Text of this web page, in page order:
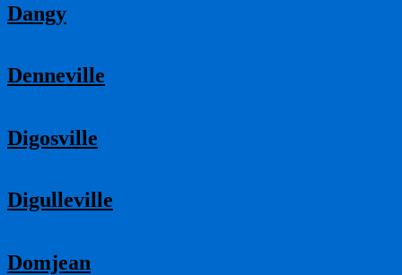
Dangy
Denneville
Digosville
Digulleville
Domjean